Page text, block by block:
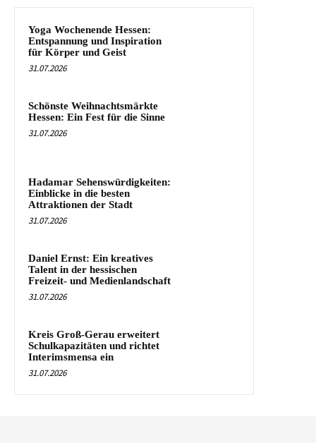
Yoga Wochenende Hessen:
Entspannung und Inspiration
für Körper und Geist
31.07.2026
Schönste Weihnachtsmärkte
Hessen: Ein Fest für die Sinne
31.07.2026
Hadamar Sehenswürdigkeiten:
Einblicke in die besten
Attraktionen der Stadt
31.07.2026
Daniel Ernst: Ein kreatives
Talent in der hessischen
Freizeit- und Medienlandschaft
31.07.2026
Kreis Groß-Gerau erweitert
Schulkapazitäten und richtet
Interimsmensa ein
31.07.2026